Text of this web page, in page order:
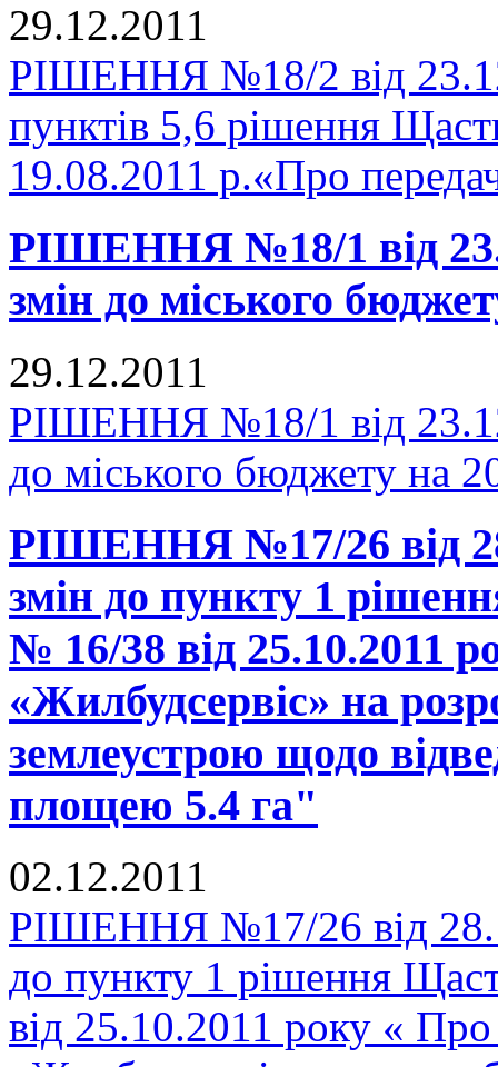
29.12.2011
РІШЕННЯ №18/2 від
пунктів 5,6 рішення
19.08.2011 р.«Про
РІШЕННЯ №18/1 від
змін до міського
29.12.2011
РІШЕННЯ №18/1 від
до міського бюджету на
РІШЕННЯ №17/26 від
змін до пункту 1
№ 16/38 від 25.10.2011
«Жилбудсервіс» на
землеустрою щодо
площею 5.4 га"
02.12.2011
РІШЕННЯ №17/26 від
до пункту 1 рішення
від 25.10.2011 року «